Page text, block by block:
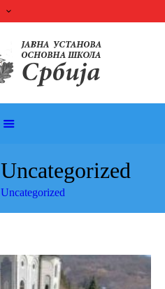
Uncategorized
Uncategorized